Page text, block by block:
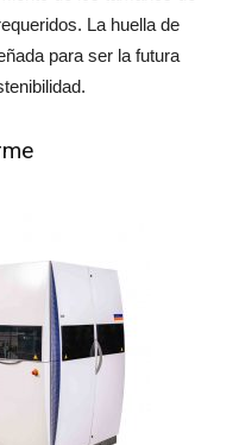
La huella de
para ser la futura